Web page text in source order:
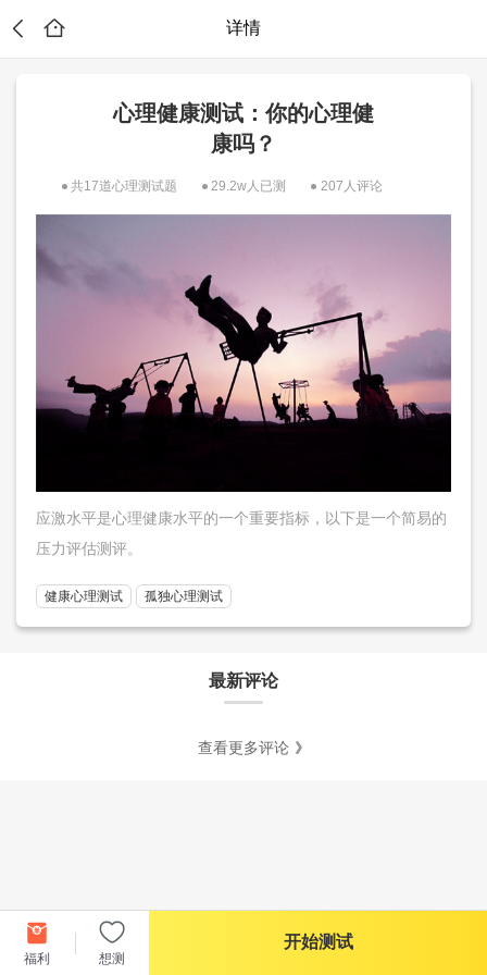
详情
心理健康测试：你的心理健
康吗？
共17道心理测试题 29.2w人已测 207人评论
应激水平是心理健康水平的一个重要指标，以下是一个简易的
压力评估测评。
健康心理测试 孤独心理测试
最新评论
查看更多评论
福利 想测
开始测试